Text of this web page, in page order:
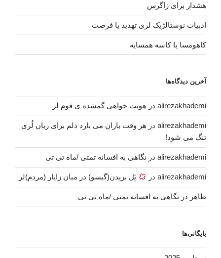
هشدار برای زاگرس
ادبیات نوستالژیک لری تهدید یا فرصت
کاهومسا یا کاسه همسایه
آخرین دیدگاه‌ها
alirezakhademi در هویت خواهی گمشده ی قوم لر
alirezakhademi در هر وقت باران می بارد دلم برای زبان لُری
تنگ می شود!
alirezakhademi در نگاهی به افسانه تمتی /ماه تی تی
alirezakhademi در پَل بریدن(گیسو) در میان زایار (مردم)لر
طاهر در نگاهی به افسانه تمتی /ماه تی تی
بایگانی‌ها